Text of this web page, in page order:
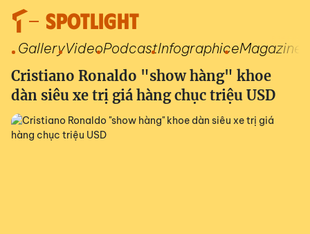
SPOTLIGHT
GalleryVideoPodcastInfographiceMagazine
Cristiano Ronaldo "show hàng" khoe
dàn siêu xe trị giá hàng chục triệu USD